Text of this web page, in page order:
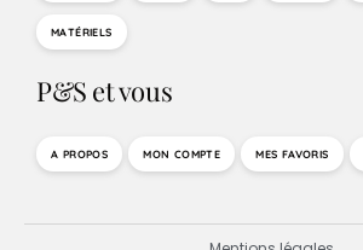
MATÉRIELS
P&S et vous
A PROPOS MON COMPTE MES FAVORIS